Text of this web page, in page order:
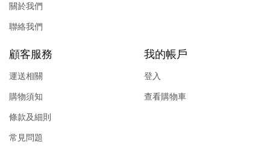
關於我們
聯絡我們
顧客服務
運送相關
購物須知
條款及細則
常見問題
我的帳戶
登入
查看購物車